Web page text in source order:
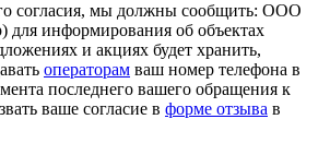
согласия, мы должны сообщить: ООО
для информирования об объектах
и акциях будет хранить,
операторам ваш номер телефона в
последнего вашего обращения к
ваше согласие в форме отзыва в